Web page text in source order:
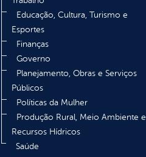
Educação, Cultura, Turismo e
Esportes
Finanças
Governo
Planejamento, Obras e Serviços
Públicos
Políticas da Mulher
Produção Rural, Meio Ambiente e
Recursos Hídricos
Saúde